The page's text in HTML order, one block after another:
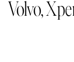
Volvo,